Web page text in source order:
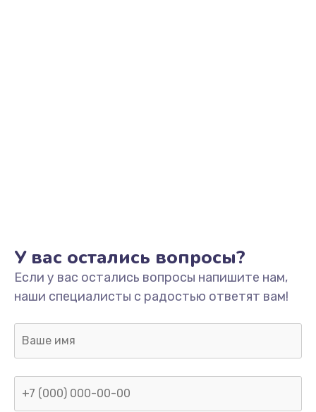
Заказать
Замена кнопки Home (домой)
от 890 руб.
У вас остались вопросы?
Если у вас остались вопросы напишите нам,
наши специалисты с радостью ответят вам!